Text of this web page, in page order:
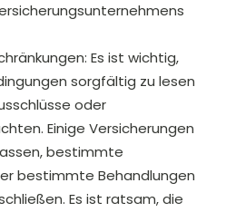
Es ist wichtig,
sorgfältig zu lesen
oder
Einige Versicherungen
bestimmte
bestimmte Behandlungen
Es ist ratsam, die